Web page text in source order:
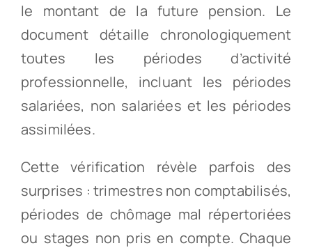
le montant de la future pension. Le
document détaille chronologiquement
toutes les périodes d’activité
professionnelle, incluant les périodes
salariées, non salariées et les périodes
assimilées.
Cette vérification révèle parfois des
surprises : trimestres non comptabilisés,
périodes de chômage mal répertoriées
ou stages non pris en compte. Chaque